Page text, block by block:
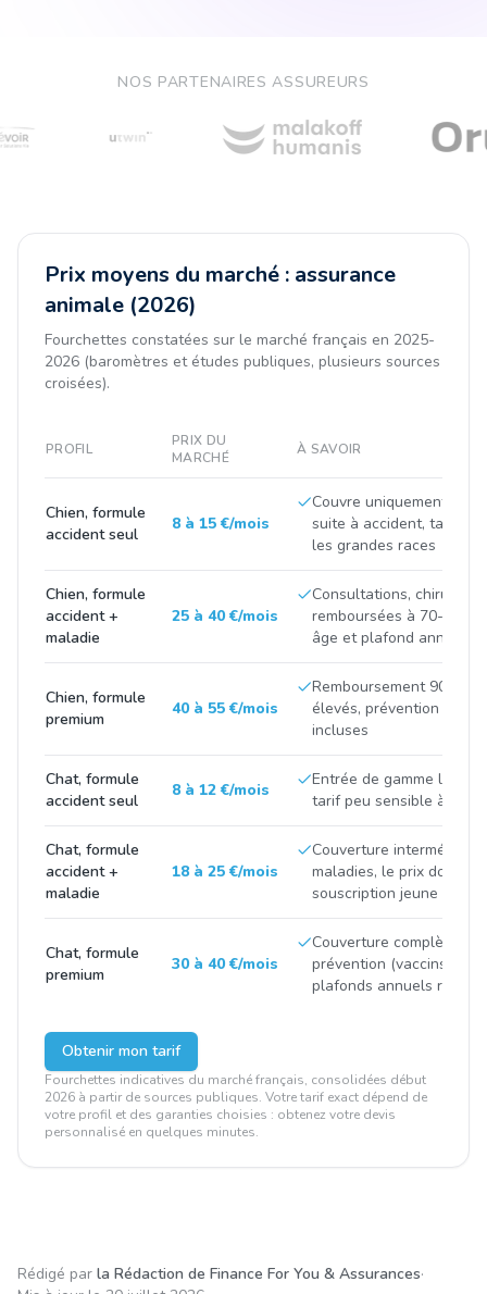
NOS PARTENAIRES ASSUREURS
Prix moyens du marché : assurance
animale (2026)
Fourchettes constatées sur le marché français en 2025-
2026 (baromètres et études publiques, plusieurs sources
croisées).
PROFIL
PRIX DU
MARCHÉ
À SAVOIR
Chien, formule
accident seul
8 à 15 €/mois
Couvre uniquement les
suite à accident, tarif
les grandes races
Chien, formule
accident +
maladie
25 à 40 €/mois
Consultations,
remboursées à 70-90
âge et plafond annuel
Chien, formule
premium
40 à 55 €/mois
Remboursement 90-100
élevés, prévention et
incluses
Chat, formule
accident seul
8 à 12 €/mois
Entrée de gamme
tarif peu sensible à la
Chat, formule
accident +
maladie
18 à 25 €/mois
Couverture
maladies, le prix double
souscription jeune et
Chat, formule
premium
30 à 40 €/mois
Couverture complète
prévention (vaccins,
plafonds annuels
Obtenir mon tarif
Fourchettes indicatives du marché français, consolidées début
2026 à partir de sources publiques. Votre tarif exact dépend de
votre profil et des garanties choisies : obtenez votre devis
personnalisé en quelques minutes.
Rédigé par la Rédaction de Finance For You & Assurances·